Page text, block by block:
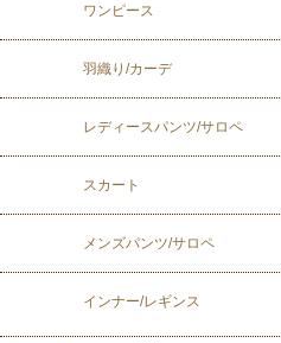
ワンピース
羽織り/カーデ
レディースパンツ/サロペ
スカート
メンズパンツ/サロペ
インナー/レギンス